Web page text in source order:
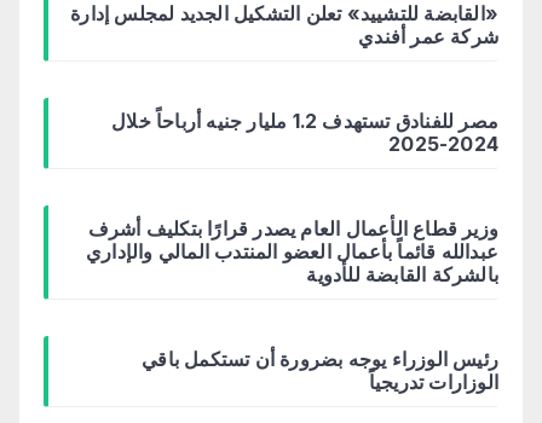
«القابضة للتشييد» تعلن التشكيل الجديد لمجلس إدارة
شركة عمر أفندي
مصر للفنادق تستهدف 1.2 مليار جنيه أرباحاً خلال
2024-2025
وزير قطاع الأعمال العام يصدر قرارًا بتكليف أشرف
عبدالله قائماً بأعمال العضو المنتدب المالي والإداري
بالشركة القابضة للأدوية
رئيس الوزراء يوجه بضرورة أن تستكمل باقي
الوزارات تدريجياً